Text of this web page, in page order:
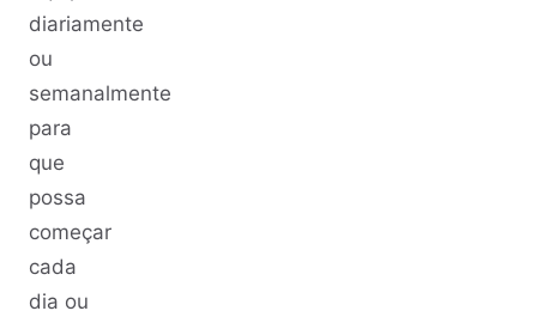
diariamente
ou
semanalmente
para
que
possa
começar
cada
dia ou